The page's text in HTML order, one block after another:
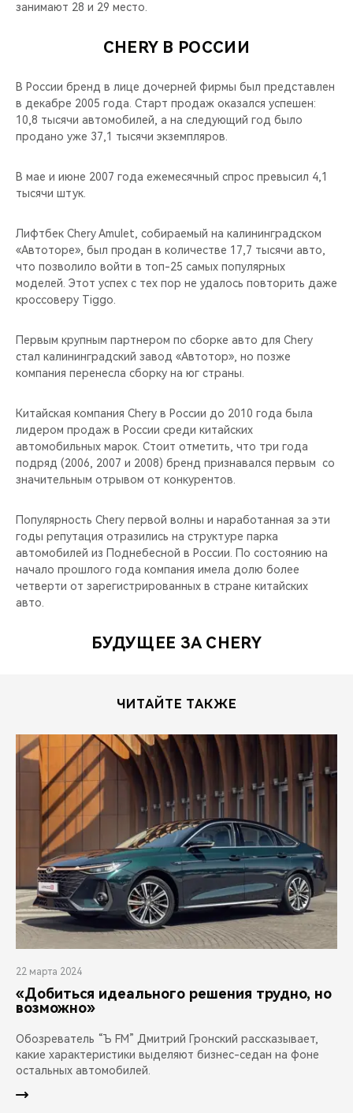
занимают 28 и 29 место.
CHERY В РОССИИ
В России бренд в лице дочерней фирмы был представлен
в декабре 2005 года. Старт продаж оказался успешен:
10,8 тысячи автомобилей, а на следующий год было
продано уже 37,1 тысячи экземпляров.
В мае и июне 2007 года ежемесячный спрос превысил 4,1
тысячи штук.
Лифтбек Chery Amulet, собираемый на калининградском
«Автоторе», был продан в количестве 17,7 тысячи авто,
что позволило войти в топ-25 самых популярных
моделей. Этот успех с тех пор не удалось повторить даже
кроссоверу Tiggo.
Первым крупным партнером по сборке авто для Chery
стал калининградский завод «Автотор», но позже
компания перенесла сборку на юг страны.
Китайская компания Chery в России до 2010 года была
лидером продаж в России среди китайских
автомобильных марок. Стоит отметить, что три года
подряд (2006, 2007 и 2008) бренд признавался первым со
значительным отрывом от конкурентов.
Популярность Chery первой волны и наработанная за эти
годы репутация отразились на структуре парка
автомобилей из Поднебесной в России. По состоянию на
начало прошлого года компания имела долю более
четверти от зарегистрированных в стране китайских
авто.
БУДУЩЕЕ ЗА CHERY
ЧИТАЙТЕ ТАКЖЕ
22 марта 2024
«Добиться идеального решения трудно, но
возможно»
Обозреватель “Ъ FM” Дмитрий Гронский рассказывает,
какие характеристики выделяют бизнес-седан на фоне
остальных автомобилей.